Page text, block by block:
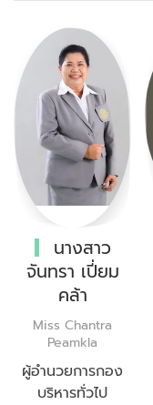
นางสาว
จันทรา เปี่ยม
คล้า
Miss Chantra
Peamkla
ผู้อำนวยการกอง
บริหารทั่วไป